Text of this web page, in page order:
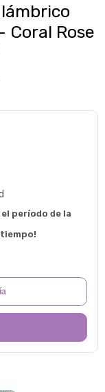
Coral Rose
período de la